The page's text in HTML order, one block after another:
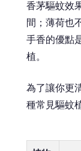
香茅驅蚊效
間；薄荷也
手香的優點
植。
為了讓你更
種常見驅蚊